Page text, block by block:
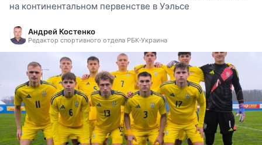
на континентальном первенстве в Уэльсе
Андрей Костенко
Редактор спортивного отдела РБК-Украина